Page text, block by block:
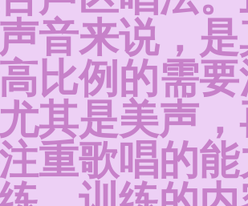
音来说，
比例的需
其是美声
重歌唱的